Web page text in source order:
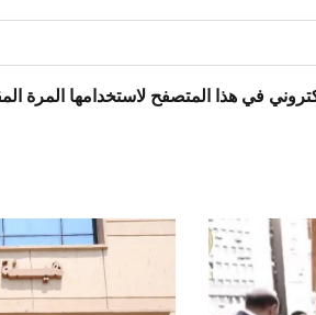
في هذا المتصفح لاستخدامها المرة